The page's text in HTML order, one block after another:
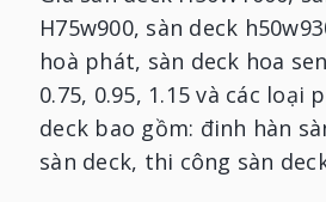
H75w900, sàn deck
hoà phát, sàn deck hoa
0.75, 0.95, 1.15 và các loại
deck bao gồm: đinh hàn
sàn deck, thi công sàn